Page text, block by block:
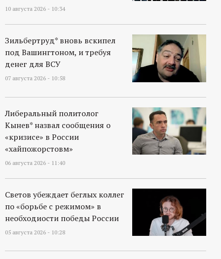
10 августа 2026 - 10:34
Зильбертруд* вновь вскипел
под Вашингтоном, и требуя
денег для ВСУ
07 августа 2026 - 10:58
Либеральный политолог
Кынев* назвал сообщения о
«кризисе» в России
«хайпожорстовм»
06 августа 2026 - 11:40
Светов убеждает беглых коллег
по «борьбе с режимом» в
необходиости победы России
05 августа 2026 - 10:28